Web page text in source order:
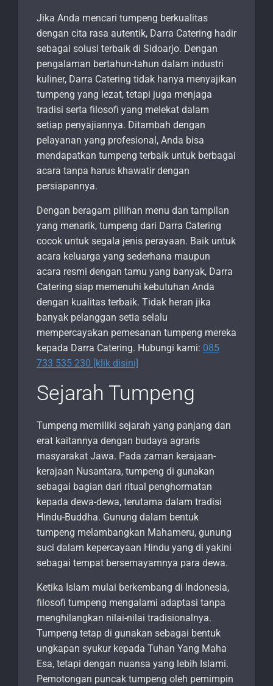
Jika Anda mencari tumpeng berkualitas
dengan cita rasa autentik, Darra Catering hadir
sebagai solusi terbaik di Sidoarjo. Dengan
pengalaman bertahun-tahun dalam industri
kuliner, Darra Catering tidak hanya menyajikan
tumpeng yang lezat, tetapi juga menjaga
tradisi serta filosofi yang melekat dalam
setiap penyajiannya. Ditambah dengan
pelayanan yang profesional, Anda bisa
mendapatkan tumpeng terbaik untuk berbagai
acara tanpa harus khawatir dengan
persiapannya.
Dengan beragam pilihan menu dan tampilan
yang menarik, tumpeng dari Darra Catering
cocok untuk segala jenis perayaan. Baik untuk
acara keluarga yang sederhana maupun
acara resmi dengan tamu yang banyak, Darra
Catering siap memenuhi kebutuhan Anda
dengan kualitas terbaik. Tidak heran jika
banyak pelanggan setia selalu
mempercayakan pemesanan tumpeng mereka
kepada Darra Catering. Hubungi kami: 085
733 535 230 [klik disini]
Sejarah Tumpeng
Tumpeng memiliki sejarah yang panjang dan
erat kaitannya dengan budaya agraris
masyarakat Jawa. Pada zaman kerajaan-
kerajaan Nusantara, tumpeng di gunakan
sebagai bagian dari ritual penghormatan
kepada dewa-dewa, terutama dalam tradisi
Hindu-Buddha. Gunung dalam bentuk
tumpeng melambangkan Mahameru, gunung
suci dalam kepercayaan Hindu yang di yakini
sebagai tempat bersemayamnya para dewa.
Ketika Islam mulai berkembang di Indonesia,
filosofi tumpeng mengalami adaptasi tanpa
menghilangkan nilai-nilai tradisionalnya.
Tumpeng tetap di gunakan sebagai bentuk
ungkapan syukur kepada Tuhan Yang Maha
Esa, tetapi dengan nuansa yang lebih Islami.
Pemotongan puncak tumpeng oleh pemimpin